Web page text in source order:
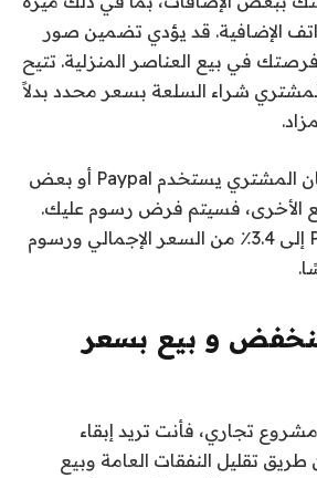
الإضافية. قد يؤدي تضمين صور
في بيع العناصر المنزلية. تتيح
شراء السلعة بسعر محدد بدلاً
كن على علم أنه إذا كان المشتري يستخدم Paypal أو بعض
الأخرى، فسيتم فرض رسوم عليك.
يتقاضى PayPal 1.4٪ إلى 3.4٪ من السعر الإجمالي ورسوم
و بيع بسعر
تجاري، فأنت تريد إبقاء
تقليل النفقات العامة وبيع